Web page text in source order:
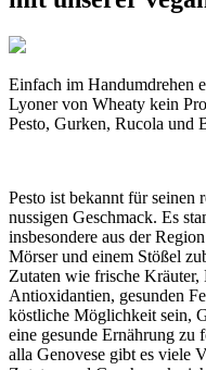
Einfach im Handumdrehen
Lyoner von Wheaty kein
Pesto, Gurken, Rucola und
Pesto ist bekannt für
nussigen Geschmack. Es
insbesondere aus der
Mörser und einem Stößel
Zutaten wie frische
Antioxidantien, gesunden
köstliche Möglichkeit sein,
eine gesunde Ernährung zu
alla Genovese gibt es viele